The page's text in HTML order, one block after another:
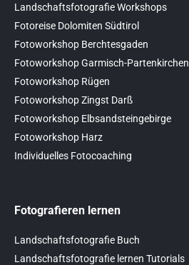
Landschaftsfotografie Workshops
Fotoreise Dolomiten Südtirol
Fotoworkshop Berchtesgaden
Fotoworkshop Garmisch-Partenkirchen
Fotoworkshop Rügen
Fotoworkshop Zingst Darß
Fotoworkshop Elbsandsteingebirge
Fotoworkshop Harz
Individuelles Fotocoaching
Fotografieren lernen
Landschaftsfotografie Buch
Landschaftsfotografie lernen Tutorials